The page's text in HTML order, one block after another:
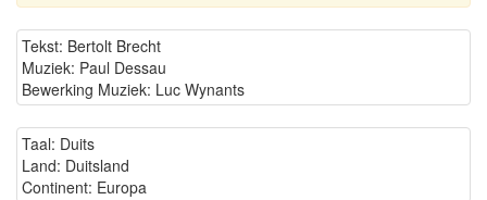
Tekst: Bertolt Brecht
Muziek: Paul Dessau
Bewerking Muziek: Luc Wynants
Taal: Duits
Land: Duitsland
Continent: Europa